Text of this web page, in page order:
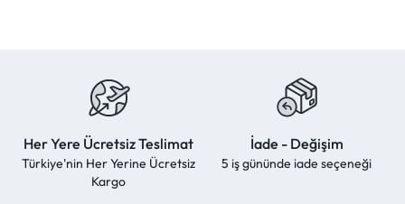
Her Yere Ücretsiz Teslimat
Türkiye'nin Her Yerine Ücretsiz
Kargo
İade - Değişim
5 iş gününde iade seçeneği